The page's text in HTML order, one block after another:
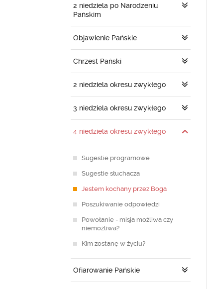
2 niedziela po Narodzeniu
Pańskim
Objawienie Pańskie
Chrzest Pański
2 niedziela okresu zwykłego
3 niedziela okresu zwykłego
4 niedziela okresu zwykłego
Sugestie programowe
Sugestie słuchacza
Jestem kochany przez Boga
Poszukiwanie odpowiedzi
Powołanie - misja możliwa czy
niemożliwa?
Kim zostanę w życiu?
Ofiarowanie Pańskie